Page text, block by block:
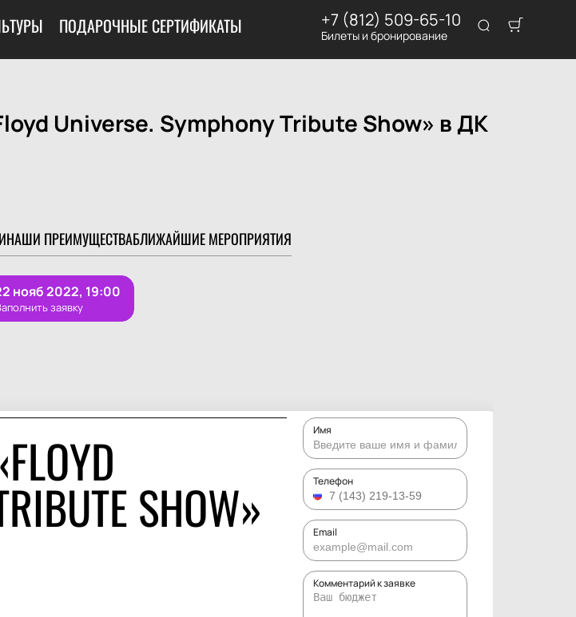
ПОДАРОЧНЫЕ СЕРТИФИКАТЫ +7 (812) 509-65-10
Билеты и бронирование
Universe. Symphony Tribute Show» в ДК
НАШИ ПРЕИМУЩЕСТВАБЛИЖАЙШИЕ МЕРОПРИЯТИЯ
SHOW»
Имя
Телефон
Email
Комментарий к заявке